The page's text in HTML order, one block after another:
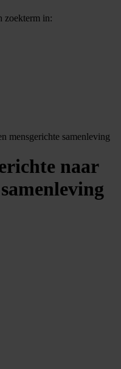
zoekterm in:
mensgerichte samenleving
naar